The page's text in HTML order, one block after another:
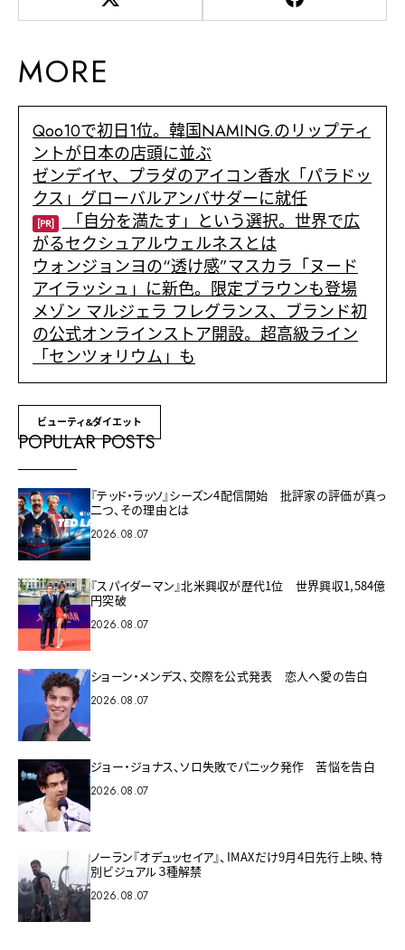
MORE
Qoo10で初日1位。韓国NAMING.のリップティ
ントが日本の店頭に並ぶ
ゼンデイヤ、プラダのアイコン香水「パラドッ
クス」グローバルアンバサダーに就任
[PR] 「自分を満たす」という選択。世界で広
がるセクシュアルウェルネスとは
ウォンジョンヨの“透け感”マスカラ「ヌード
アイラッシュ」に新色。限定ブラウンも登場
メゾン マルジェラ フレグランス、ブランド初
の公式オンラインストア開設。超高級ライン
「センツォリウム」も
ビューティ&ダイエット
POPULAR POSTS
『テッド・ラッソ』シーズン4配信開始 批評家の評価が真っ
二つ、その理由とは
2026.08.07
『スパイダーマン』北米興収が歴代1位 世界興収1,584億
円突破
2026.08.07
ショーン・メンデス、交際を公式発表 恋人へ愛の告白
2026.08.07
ジョー・ジョナス、ソロ失敗でパニック発作 苦悩を告白
2026.08.07
ノーラン『オデュッセイア』、IMAXだけ9月4日先行上映、特
別ビジュアル３種解禁
2026.08.07